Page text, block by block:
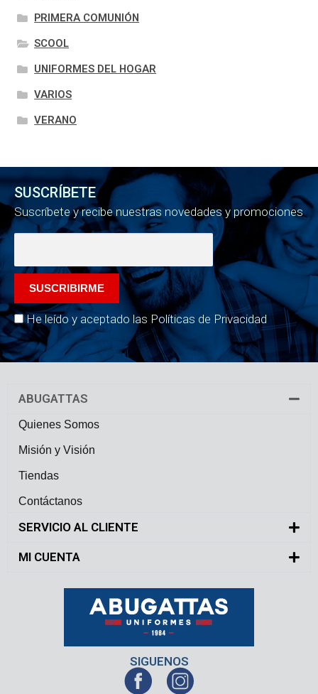
PRIMERA COMUNIÓN
SCOOL
UNIFORMES DEL HOGAR
VARIOS
VERANO
SUSCRÍBETE
Suscríbete y recibe nuestras novedades y promociones
He leído y aceptado las Políticas de Privacidad
ABUGATTAS
Quienes Somos
Misión y Visión
Tiendas
Contáctanos
SERVICIO AL CLIENTE
MI CUENTA
SIGUENOS